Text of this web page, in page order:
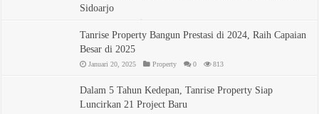
Sidoarjo
Tanrise Property Bangun Prestasi di 2024, Raih Capaian
Besar di 2025
Januari 20, 2025 Property 0 813
Dalam 5 Tahun Kedepan, Tanrise Property Siap
Luncirkan 21 Project Baru